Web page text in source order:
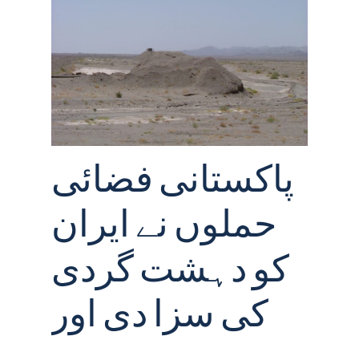
پاکستانی فضائی
حملوں نے ایران
کو دہشت گردی
کی سزا دی اور